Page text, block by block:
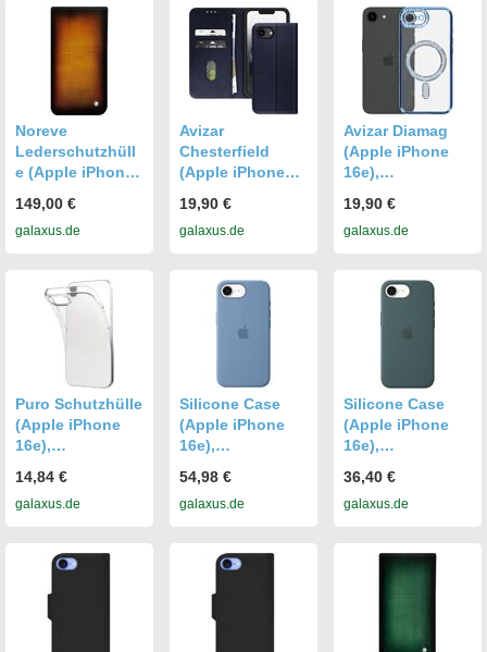
Noreve
Lederschutzhüll
e (Apple iPhone
Smartphone
Hülle, Violett
149,00 €
galaxus.de
Avizar
Chesterfield
(Apple iPhone
Smartphone
Hülle, Blau
19,90 €
galaxus.de
Avizar Diamag
(Apple iPhone
16e),
Hülle, Blau
19,90 €
galaxus.de
Puro Schutzhülle
(Apple iPhone
16e),
Hülle,
Transparent
14,84 €
galaxus.de
Silicone Case
(Apple iPhone
16e),
Hülle, Blau
54,98 €
galaxus.de
Silicone Case
(Apple iPhone
16e),
Hülle, Grün
36,40 €
galaxus.de